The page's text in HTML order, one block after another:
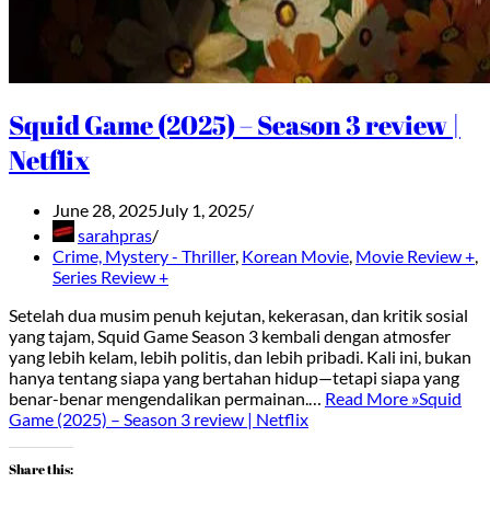
Squid Game (2025) – Season 3 review |
Netflix
June 28, 2025July 1, 2025
sarahpras
Crime, Mystery - Thriller, Korean Movie, Movie Review +,
Series Review +
Setelah dua musim penuh kejutan, kekerasan, dan kritik sosial
yang tajam, Squid Game Season 3 kembali dengan atmosfer
yang lebih kelam, lebih politis, dan lebih pribadi. Kali ini, bukan
hanya tentang siapa yang bertahan hidup—tetapi siapa yang
benar-benar mengendalikan permainan.… Read More »Squid
Game (2025) – Season 3 review | Netflix
Share this: